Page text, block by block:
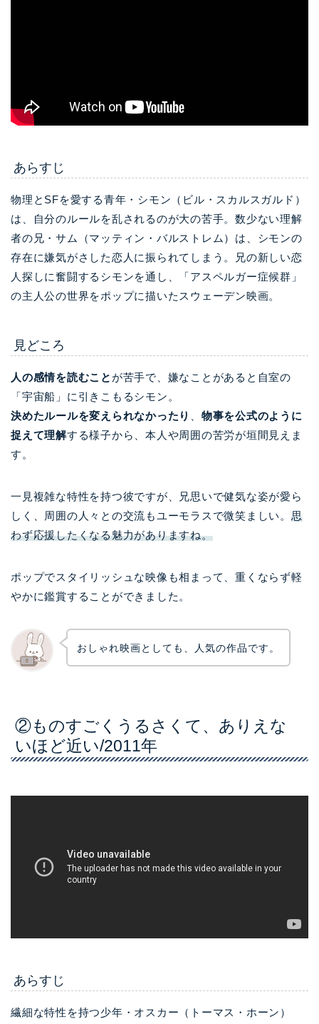
あらすじ
物理とSFを愛する青年・シモン（ビル・スカルスガルド）
は、自分のルールを乱されるのが大の苦手。数少ない理解
者の兄・サム（マッティン・バルストレム）は、シモンの
存在に嫌気がさした恋人に振られてしまう。兄の新しい恋
人探しに奮闘するシモンを通し、「アスペルガー症候群」
の主人公の世界をポップに描いたスウェーデン映画。
見どころ
人の感情を読むこと が苦手で、嫌なことがあると自室の
「宇宙船」に引きこもるシモン。
決めたルールを変えられなかったり
物事を公式のように
捉えて理解する様子から、本人や周囲の苦労が垣間見えま
す。
一見複雑な特性を持つ彼ですが、兄思いで健気な姿が愛ら
しく、周囲の人々との交流もユーモラスで微笑ましい。 思
わず応援したくなる魅力がありますね。
ポップでスタイリッシュな映像も相まって、重くならず軽
やかに鑑賞することができました。
おしゃれ映画としても、人気の作品です。
②ものすごくうるさくて、ありえな
いほど近い/2011年
あらすじ
繊細な特性を持つ少年・オスカー（トーマス・ホーン）